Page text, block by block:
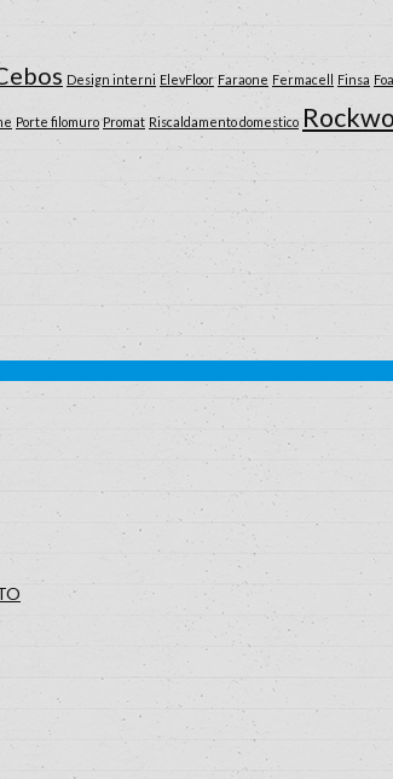
Design interni ElevFloor Faraone Fermacell Finsa
Porte filomuro Promat Riscaldamento domestico